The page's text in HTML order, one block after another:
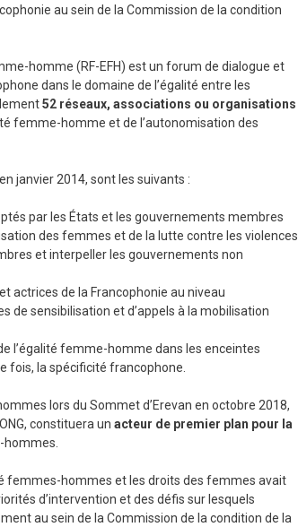
au sein de la Commission de la condition
homme (RF-EFH) est un forum de dialogue et
dans le domaine de l’égalité entre les
52 réseaux, associations ou organisations
femme-homme et de l’autonomisation des
janvier 2014, sont les suivants :
par les États et les gouvernements membres
des femmes et de la lutte contre les violences
et interpeller les gouvernements non
actrices de la Francophonie au niveau
de sensibilisation et d’appels à la mobilisation
l’égalité femme-homme dans les enceintes
fois, la spécificité francophone.
lors du Sommet d’Erevan en octobre 2018,
constituera un acteur de premier plan pour la
hommes.
femmes-hommes et les droits des femmes avait
d’intervention et des défis sur lesquels
au sein de la Commission de la condition de la